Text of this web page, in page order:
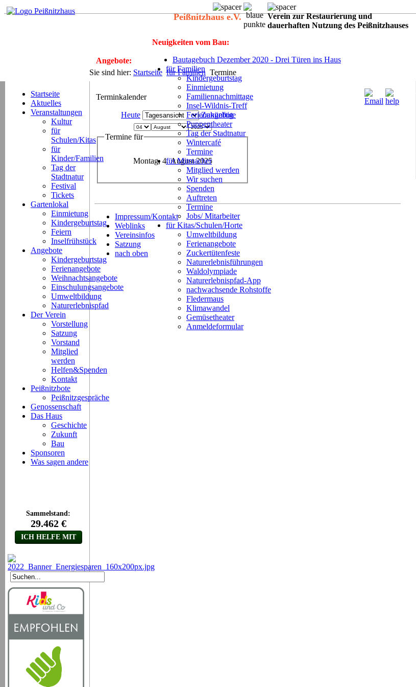
Peißnitzhaus e.V.
Verein zur Restaurierung und
dauerhaften Nutzung des Peißnitzhauses
Neuigkeiten vom Bau:
Bautagebuch Dezember 2020 - Drei Türen ins Haus
für Familien
Kindergeburtstag
Einmietung
Familiennachmittage
Insel-Wildnis-Treff
Ferienangebote
Puppentheater
Tag der Stadtnatur
Wintercafé
Termine
für Mitmacher
Mitglied werden
Wir suchen
Spenden
Auftreten
Termine
Jobs/ Mitarbeiter
für Kitas/Schulen/Horte
Umweltbildung
Ferienangebote
Zuckertütenfeste
Naturerlebnisführungen
Waldolympiade
Naturerlebnispfad-App
nachwachsende Rohstoffe
Fledermaus
Klimawandel
Gemüsetheater
Anmeldeformular
Angebote:
Sie sind hier: Startseite für Familien Termine
Startseite
Aktuelles
Veranstaltungen
Kultur
für
Schulen/Kitas
für
Kinder/Familien
Tag der
Stadtnatur
Festival
Tickets
Gartenlokal
Einmietung
Kindergeburtstag
Feiern
Inselfrühstück
Angebote
Kindergeburtstag
Ferienangebote
Weihnachtsangebote
Einschulungsangebote
Umweltbildung
Naturerlebnispfad
Der Verein
Vorstellung
Satzung
Vorstand
Mitglied
werden
Helfen&Spenden
Kontakt
Peißnitzbote
Peißnitzgespräche
Genossenschaft
Das Haus
Geschichte
Zukunft
Bau
Sponsoren
Was sagen andere
Terminkalender
Heute Zukünftig
Termine für
Montag, 4. August 2025
Impressum/Kontakt
Weblinks
Vereinsinfos
Satzung
nach oben